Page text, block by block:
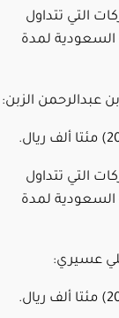
التي تتداول
لمدة
عبدالرحمن الزبن:
التي تتداول
لمدة
عسيري: